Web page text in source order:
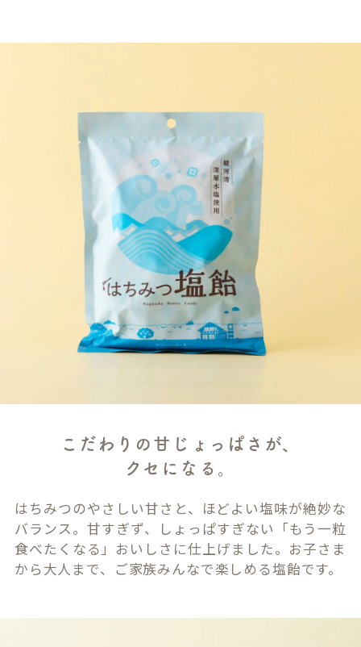
こだわりの甘じょっぱさが、
クセになる。
はちみつのやさしい甘さと、ほどよい塩味が絶妙な
バランス。甘すぎず、しょっぱすぎない「もう一粒
食べたくなる」おいしさに仕上げました。お子さま
から大人まで、ご家族みんなで楽しめる塩飴です。